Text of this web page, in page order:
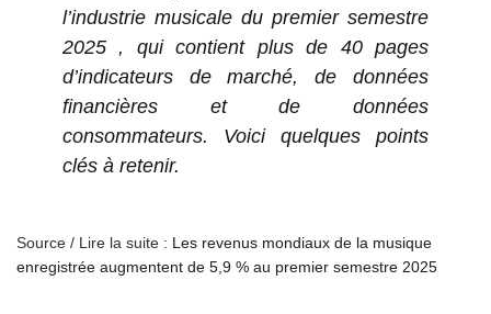
l’industrie musicale du premier semestre
2025 , qui contient plus de 40 pages
d’indicateurs de marché, de données
financières et de données
consommateurs. Voici quelques points
clés à retenir.
Source / Lire la suite : Les revenus mondiaux de la musique
enregistrée augmentent de 5,9 % au premier semestre 2025